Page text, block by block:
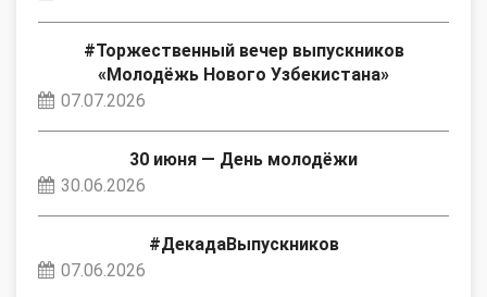
#Торжественный вечер выпускников
«Молодёжь Нового Узбекистана»
07.07.2026
30 июня — День молодёжи
30.06.2026
#ДекадаВыпускников
07.06.2026